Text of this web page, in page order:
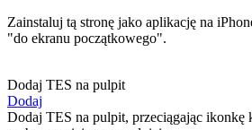
Zainstaluj tą stronę jako aplikację na
"do ekranu początkowego".
Dodaj TES na pulpit
Dodaj
Dodaj TES na pulpit, przeciągając ikonkę